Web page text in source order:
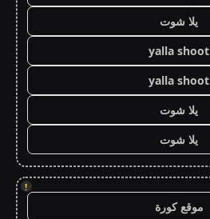
يلا شوت
yalla shoot
yalla shoot
يلا شوت
يلا شوت
!
موقع كورة